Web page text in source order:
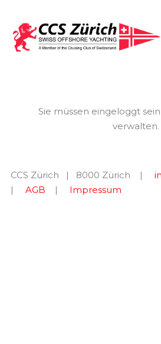
Sie müssen eingeloggt
verwalten.
CCS Zürich | 8000 Zürich |
|AGB | Impressum